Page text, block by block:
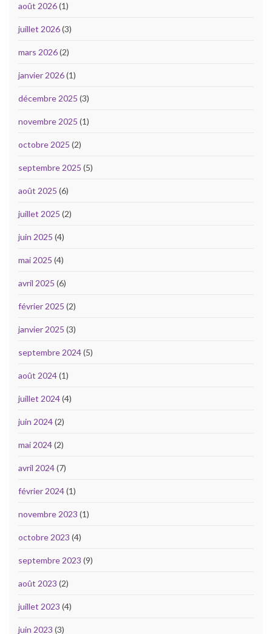
août 2026(1)
juillet 2026(3)
mars 2026(2)
janvier 2026(1)
décembre 2025 (3)
novembre 2025 (1)
octobre 2025 (2)
septembre 2025 (5)
août 2025 (6)
juillet 2025 (2)
juin 2025 (4)
mai 2025 (4)
avril 2025 (6)
février 2025 (2)
janvier 2025 (3)
septembre 2024(5)
août 2024(1)
juillet 2024(4)
juin 2024(2)
mai 2024(2)
avril 2024(7)
février 2024(1)
novembre 2023 (1)
octobre 2023 (4)
septembre 2023 (9)
août 2023 (2)
juillet 2023 (4)
juin 2023 (3)